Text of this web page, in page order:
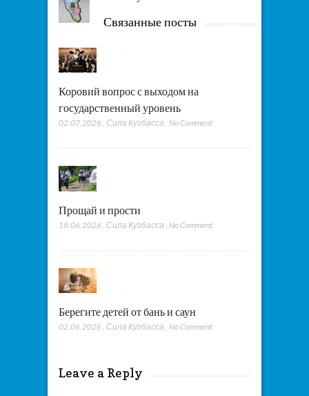
Связанные посты
Коровий вопрос с выходом на
государственный уровень
02.07.2026 , Сила Кузбасса , No Comment
Прощай и прости
18.06.2026 Сила Кузбасса No Comment
Берегите детей от бань и саун
02.06.2026 , Сила Кузбасса , No Comment
Leave a Reply